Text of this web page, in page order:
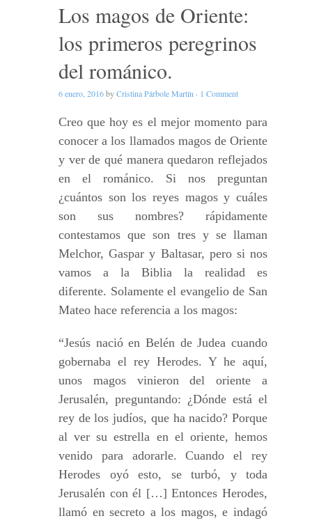
Los magos de Oriente:
los primeros peregrinos
del románico.
6 enero, 2016byCristina Párbole Martín · 1 Comment
Creo que hoy es el mejor momento para
conocer a los llamados magos de Oriente
y ver de qué manera quedaron reflejados
en el románico. Si nos preguntan
¿cuántos son los reyes magos y cuáles
son sus nombres? rápidamente
contestamos que son tres y se llaman
Melchor, Gaspar y Baltasar, pero si nos
vamos a la Biblia la realidad es
diferente. Solamente el evangelio de San
Mateo hace referencia a los magos:
“Jesús nació en Belén de Judea cuando
gobernaba el rey Herodes. Y he aquí,
unos magos vinieron del oriente a
Jerusalén, preguntando: ¿Dónde está el
rey de los judíos, que ha nacido? Porque
al ver su estrella en el oriente, hemos
venido para adorarle. Cuando el rey
Herodes oyó esto, se turbó, y toda
Jerusalén con él […] Entonces Herodes,
llamó en secreto a los magos, e indagó